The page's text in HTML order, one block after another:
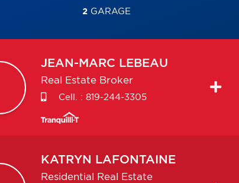
2 GARAGE
JEAN-MARC LEBEAU
Real Estate Broker
Cell. : 819-244-3305
KATRYN LAFONTAINE
Residential Real Estate